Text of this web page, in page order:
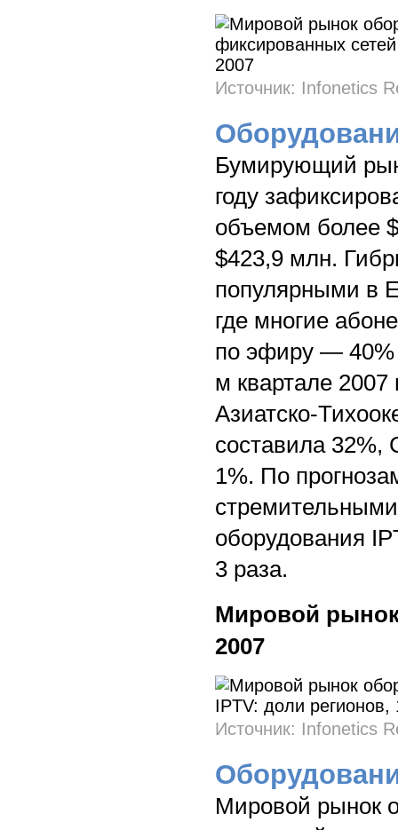
Источник: Infonetics
Бумирующий
году
объемом более
$423,9 млн.
популярными в
где многие
по эфиру —
м квартале
Азиатско-
составила
1%. По
оборудования
3 раза.
Мировой рынок
2007
Источник: Infonetics
Мировой рынок